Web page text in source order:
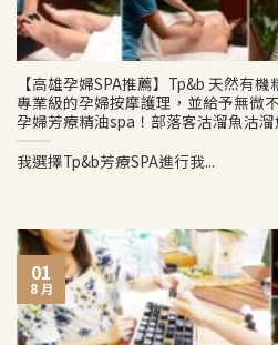
【高雄孕婦SPA推薦】Tp&b 天然有
專業級的孕婦按摩護理，並給予無微
孕婦芳療精油spa！部落客沽溜魚沽溜
我選擇Tp&b芳療SPA進行我...
01
8 月